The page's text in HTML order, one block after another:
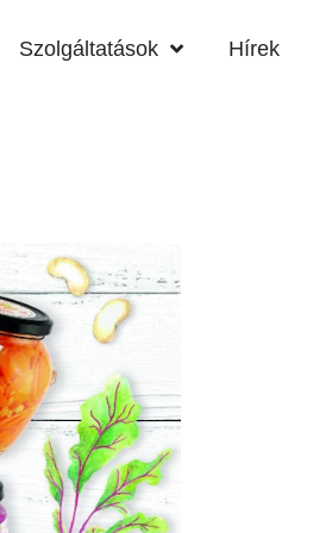
Szolgáltatások Hírek